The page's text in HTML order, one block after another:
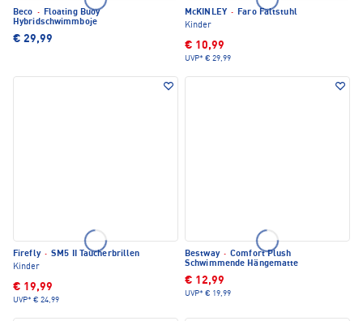
Beco · Floating Buoy
Hybridschwimmboje
€ 29,99
McKINLEY · Faro Faltstuhl
Kinder
€ 10,99
UVP* € 29,99
Firefly · SM5 II Taucherbrillen
Kinder
€ 19,99
UVP* € 24,99
Bestway · Comfort Plush
Schwimmende Hängematte
€ 12,99
UVP* € 19,99